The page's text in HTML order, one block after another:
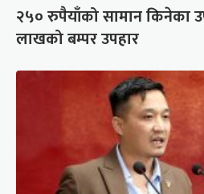
२५० रुपैयाँको सामान किनेका
लाखको बम्पर उपहार